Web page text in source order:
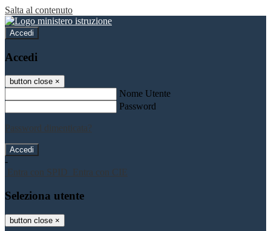
Salta al contenuto
Accedi
Accedi
button close ×
Nome Utente
Password
Password dimenticata?
-
Entra con SPID
Entra con CIE
Seleziona utente
button close ×